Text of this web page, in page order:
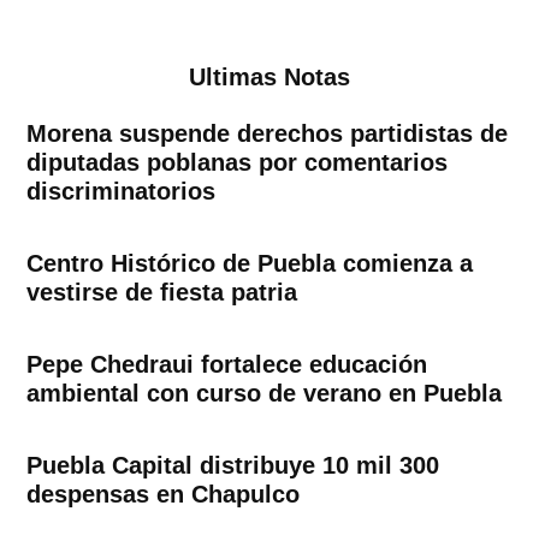
Ultimas Notas
Morena suspende derechos partidistas de
diputadas poblanas por comentarios
discriminatorios
Centro Histórico de Puebla comienza a
vestirse de fiesta patria
Pepe Chedraui fortalece educación
ambiental con curso de verano en Puebla
Puebla Capital distribuye 10 mil 300
despensas en Chapulco